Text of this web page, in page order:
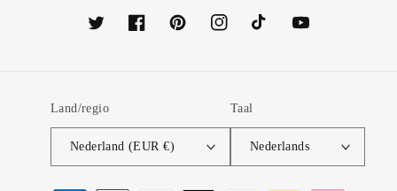
TwitterFacebookPinterestInstagramTikTokYouTube
Land/regio
Nederland (EUR €)
Taal
Nederlands